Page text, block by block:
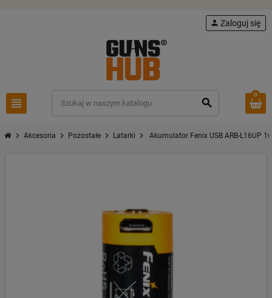
view_headline search
person Zaloguj się
0
chevron_right Akcesoria chevron_right Pozostałe chevron_right Latarki chevron_right Akumulator Fenix USB ARB-L16UP